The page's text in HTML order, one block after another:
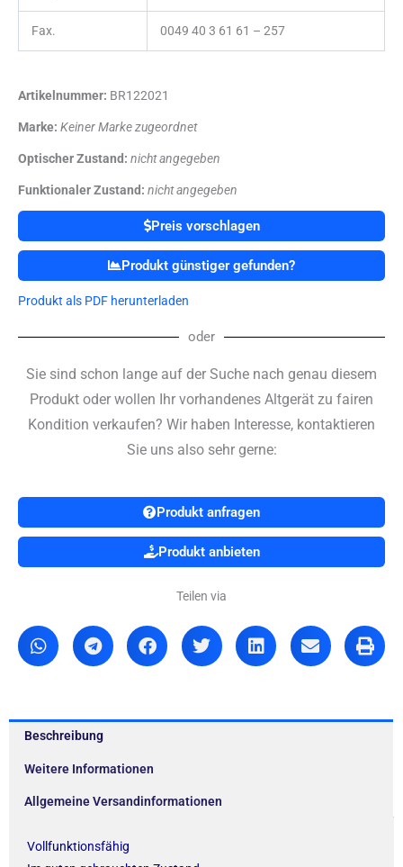
Fax. 0049 40 3 61 61 – 257
Artikelnummer: BR122021
Marke: Keiner Marke zugeordnet
Optischer Zustand: nicht angegeben
Funktionaler Zustand: nicht angegeben
Preis vorschlagen
Produkt günstiger gefunden?
Produkt als PDF herunterladen
oder
Sie sind schon lange auf der Suche nach genau diesem
Produkt oder wollen Ihr vorhandenes Altgerät zu fairen
Kondition verkaufen? Wir haben Interesse, kontaktieren
Sie uns also sehr gerne:
Produkt anfragen
Produkt anbieten
Teilen via
Beschreibung
Weitere Informationen
Allgemeine Versandinformationen
Vollfunktionsfähig